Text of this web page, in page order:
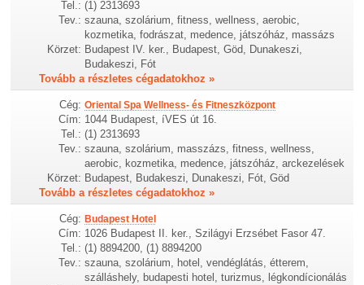
Tel.: (1) 2313693
Tev.: szauna, szolárium, fitness, wellness, aerobic,
kozmetika, fodrászat, medence, játszóház, massázs
Körzet: Budapest IV. ker., Budapest, Göd, Dunakeszi,
Budakeszi, Fót
Tovább a részletes cégadatokhoz »
Cég: Oriental Spa Wellness- és Fitneszközpont
Cím: 1044 Budapest, íVES út 16.
Tel.: (1) 2313693
Tev.: szauna, szolárium, masszázs, fitness, wellness,
aerobic, kozmetika, medence, játszóház, arckezelések
Körzet: Budapest, Budakeszi, Dunakeszi, Fót, Göd
Tovább a részletes cégadatokhoz »
Cég: Budapest Hotel
Cím: 1026 Budapest II. ker., Szilágyi Erzsébet Fasor 47.
Tel.: (1) 8894200, (1) 8894200
Tev.: szauna, szolárium, hotel, vendéglátás, étterem,
szálláshely, budapesti hotel, turizmus, légkondícionálás